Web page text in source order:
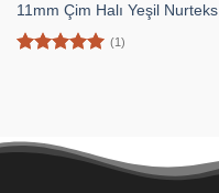
11mm Çim Halı Yeşil Nurteks
(1)